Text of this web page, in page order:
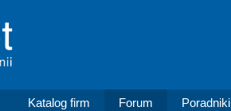
Katalog firm Forum Poradniki